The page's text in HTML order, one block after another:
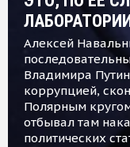
ЛАБОРАТОРИИ
Алексей
Владимира
коррупцией,
Полярным
отбывал там
политических